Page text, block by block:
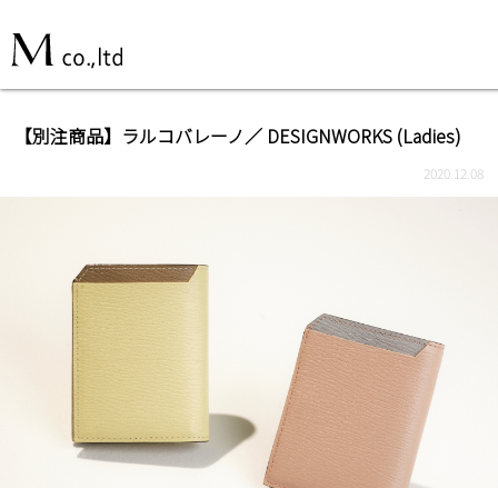
【別注商品】ラルコバレーノ／ DESIGNWORKS (Ladies)
2020.12.08